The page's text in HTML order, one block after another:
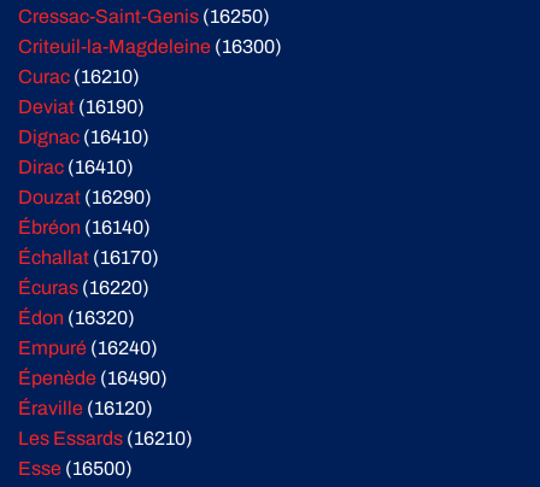
Cressac-Saint-Genis (16250)
Criteuil-la-Magdeleine (16300)
Curac (16210)
Deviat (16190)
Dignac (16410)
Dirac (16410)
Douzat (16290)
Ébréon (16140)
Échallat (16170)
Écuras (16220)
Édon (16320)
Empuré (16240)
Épenède (16490)
Éraville (16120)
Les Essards (16210)
Esse (16500)